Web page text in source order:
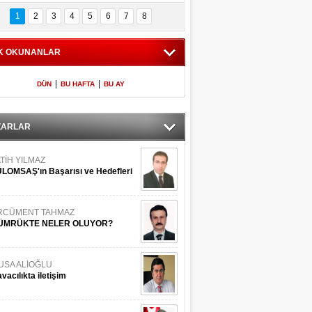
İstanbul
Adaları
600 milletvekilinin
listesi
1 2 3 4 5 6 7 8
OKUNANLAR
DÜN BU HAFTA BU AY
YILMAZ
Başarısı ve Hedefleri
TAHMAZ
NELER OLUYOR?
ALİOĞLU
iletişim